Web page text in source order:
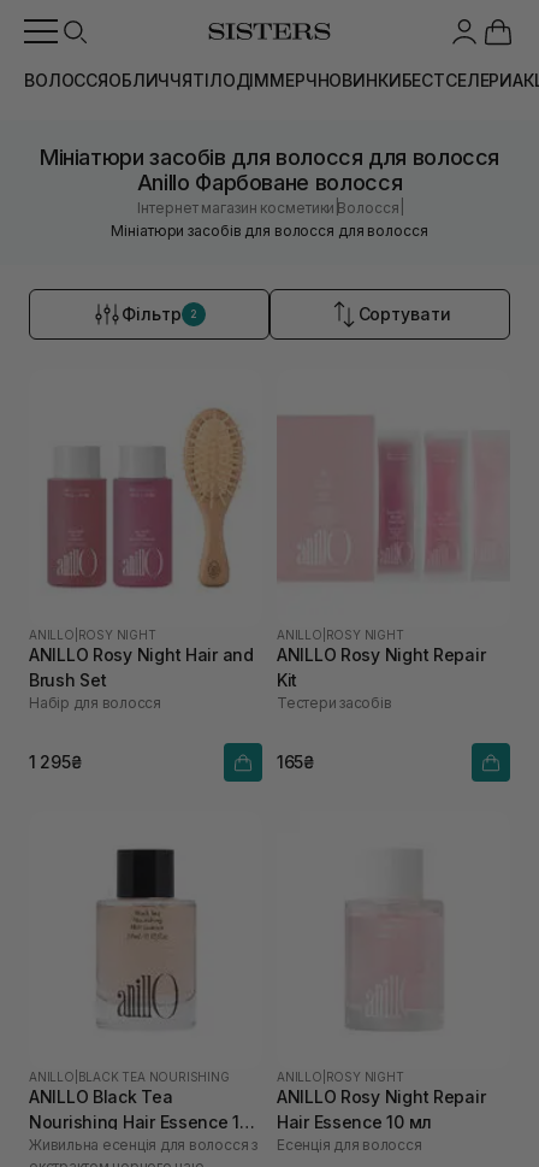
ВОЛОССЯОБЛИЧЧЯТІЛОДІММЕРЧНОВИНКИБЕСТСЕЛЕРИ
Мініатюри засобів для волосся для волосся
Anillo Фарбоване волосся
Інтернет магазин косметики |Волосся
Мініатюри засобів для волосся для волосся
Фільтр 2 Сортувати
ANILLO ROSY NIGHT
ANILLO Rosy Night Hair and
Brush Set
Набір для волосся
1 295₴
ANILLO ROSY NIGHT
ANILLO Rosy Night Repair
Kit
Тестери засобів
165₴
ANILLO BLACK TEA NOURISHING
ANILLO Black Tea
Nourishing Hair Essence 10
мл
Живильна есенція для волосся з
ANILLO ROSY NIGHT
ANILLO Rosy Night Repair
Hair Essence 10 мл
Есенція для волосся